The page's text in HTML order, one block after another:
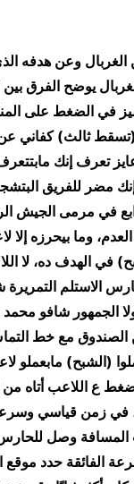
الغربال وعن هدفه
يوضح الفرق بين
في الضغط على
ثالث) كفاني عن
تعرف إنك
مضر للفريق
في مرمى الجيش
وما بيحرزه إلا
في الهدف ده، لا
الاستلم التمريرة
الجمهور شافو
مع خط
(الشبح) مابعملو
ع اللاعب أتاه من
في زمن قياسي
المسافة وصل
الفائقة حدد موقع